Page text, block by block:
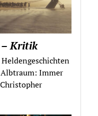
– Kritik
Immer